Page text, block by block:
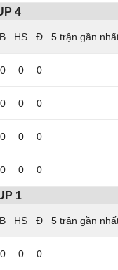
4
5 trận gần
0 0 0
0 0 0
0 0 0
0 0 0
1
5 trận gần
0 0 0